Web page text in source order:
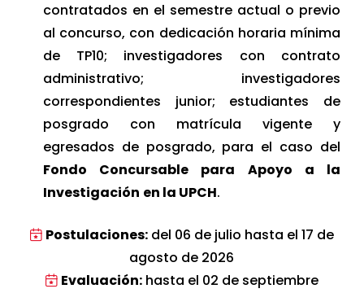
contratados en el semestre actual o previo
al concurso, con dedicación horaria mínima
de TP10; investigadores con contrato
administrativo; investigadores
correspondientes junior; estudiantes de
posgrado con matrícula vigente y
egresados de posgrado, para el caso del
Fondo Concursable para Apoyo a la
Investigación en la UPCH.
Postulaciones: del 06 de julio hasta el 17 de
agosto de 2026
Evaluación: hasta el 02 de septiembre